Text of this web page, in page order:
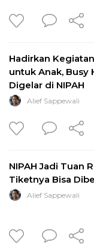
Hadirkan
untuk Anak, Busy
Digelar di NIPAH
Alief Sappewali
NIPAH Jadi Tuan
Tiketnya Bisa
Alief Sappewali